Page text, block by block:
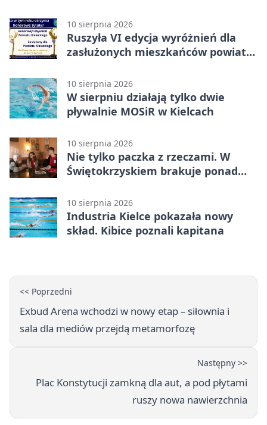
10 sierpnia 2026
Ruszyła VI edycja wyróżnień dla
zasłużonych mieszkańców powiatu
10 sierpnia 2026
W sierpniu działają tylko dwie
pływalnie MOSiR w Kielcach
10 sierpnia 2026
Nie tylko paczka z rzeczami. W
Świętokrzyskiem brakuje ponad
10 sierpnia 2026
Industria Kielce pokazała nowy
skład. Kibice poznali kapitana
<< Poprzedni
Exbud Arena wchodzi w nowy etap – siłownia i
sala dla mediów przejdą metamorfozę
Następny >>
Plac Konstytucji zamkną dla aut, a pod płytami
ruszy nowa nawierzchnia